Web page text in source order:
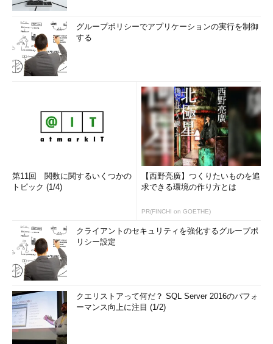
グループポリシーでアプリケーションの実行を制御
する
第11回 関数に関するいくつかの
トピック (1/4)
【西野亮廣】つくりたいものを追
求できる環境の作り方とは
PR(FINCHI on GOETHE)
クライアントのセキュリティを強化するグループポ
リシー設定
クエリストアって何だ？ SQL Server 2016のパフォ
ーマンス向上に注目 (1/2)